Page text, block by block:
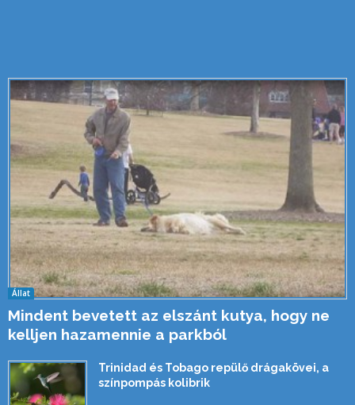
Állat
Mindent bevetett az elszánt kutya, hogy ne
kelljen hazamennie a parkból
Trinidad és Tobago repülő drágakövei, a
színpompás kolibrik